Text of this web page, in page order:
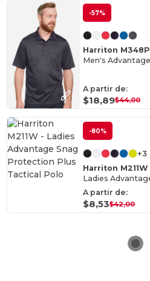
-57%
Harriton M348P
A partir de:
$18,89$44,00
-80%
+3
Harriton M211W
A partir de:
$8,53$42,00